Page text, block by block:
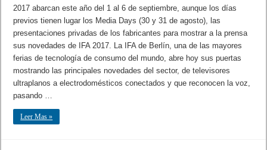
2017 abarcan este año del 1 al 6 de septiembre, aunque los días
previos tienen lugar los Media Days (30 y 31 de agosto), las
presentaciones privadas de los fabricantes para mostrar a la prensa
sus novedades de IFA 2017. La IFA de Berlín, una de las mayores
ferias de tecnología de consumo del mundo, abre hoy sus puertas
mostrando las principales novedades del sector, de televisores
ultraplanos a electrodomésticos conectados y que reconocen la voz,
pasando …
Leer Mas »